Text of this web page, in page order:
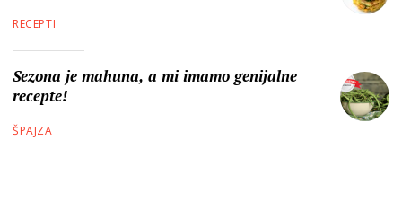
RECEPTI
Sezona je mahuna, a mi imamo genijalne
recepte!
ŠPAJZA